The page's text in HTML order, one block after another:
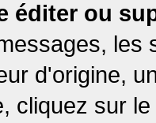
éditer ou
les
d'origine,
cliquez sur